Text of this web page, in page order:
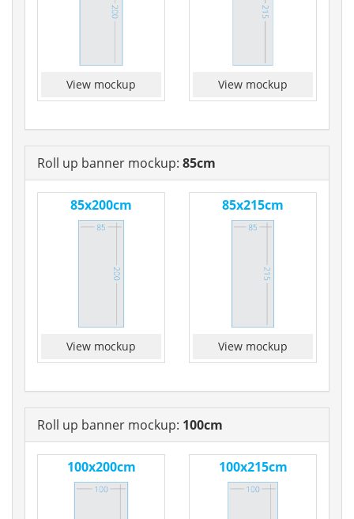
View mockup View mockup
Roll up banner mockup: 85cm
85x200cm
View mockup
85x215cm
View mockup
Roll up banner mockup: 100cm
100x200cm 100x215cm